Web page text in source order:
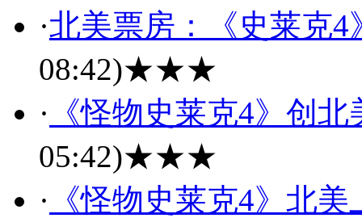
·北美票房：《史莱克
08:42)★★★
· 《怪物史莱克4》创
05:42)★★★
· 《怪物史莱克4》北